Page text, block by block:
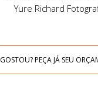
Yure Richard
GOSTOU? PEÇA JÁ SEU